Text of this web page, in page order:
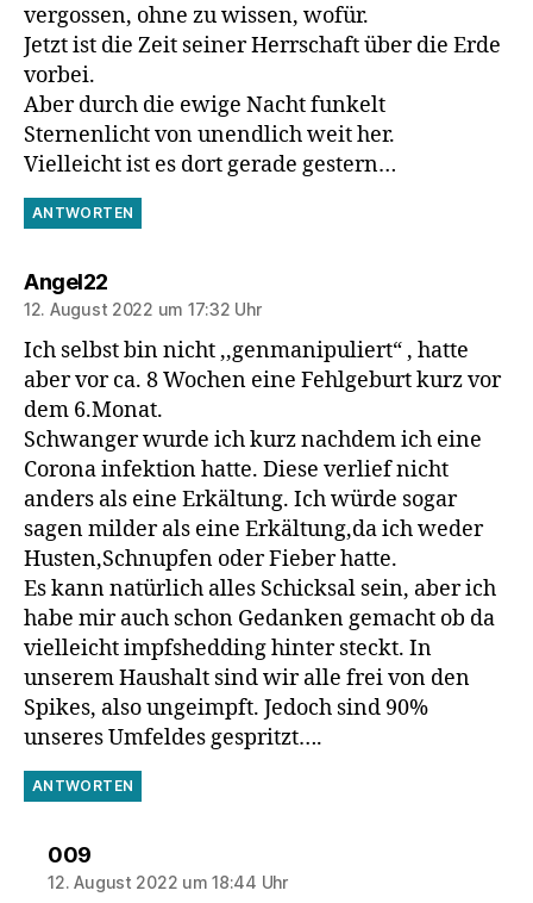
vergossen, ohne zu wissen, wofür.
Jetzt ist die Zeit seiner Herrschaft über die Erde
vorbei.
Aber durch die ewige Nacht funkelt
Sternenlicht von unendlich weit her.
Vielleicht ist es dort gerade gestern…
ANTWORTEN
Angel22sagt:
12. August 2022 um 17:32 Uhr
Ich selbst bin nicht ,,genmanipuliert“ , hatte
aber vor ca. 8 Wochen eine Fehlgeburt kurz vor
dem 6.Monat.
Schwanger wurde ich kurz nachdem ich eine
Corona infektion hatte. Diese verlief nicht
anders als eine Erkältung. Ich würde sogar
sagen milder als eine Erkältung,da ich weder
Husten,Schnupfen oder Fieber hatte.
Es kann natürlich alles Schicksal sein, aber ich
habe mir auch schon Gedanken gemacht ob da
vielleicht impfshedding hinter steckt. In
unserem Haushalt sind wir alle frei von den
Spikes, also ungeimpft. Jedoch sind 90%
unseres Umfeldes gespritzt….
ANTWORTEN
009sagt:
12. August 2022 um 18:44 Uhr